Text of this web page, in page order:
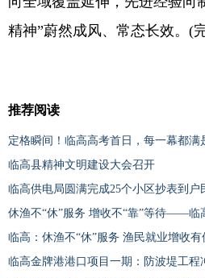
精神”蔚然成风、常态长效。(
推荐阅读
定格瞬间！临高高考首日，每一幕都满
临高县精神文明建设大会召开
临高供电局圆满完成25个小区抄表到户
临高：休渔不“休”服务 渔民就业增收有
临高金牌港港口项目一期：防波堤工程